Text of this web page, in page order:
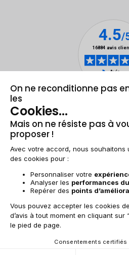
Mentions légales & CGU
Conditions générales de vente
Accessibilité
BE-FR | €